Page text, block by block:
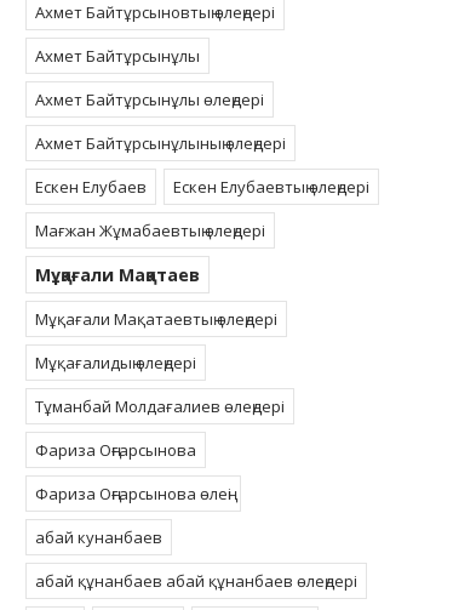
Ахмет Байтұрсыновтың өлеңдері
Ахмет Байтұрсынұлы
Ахмет Байтұрсынұлы өлеңдері
Ахмет Байтұрсынұлының өлеңдері
Ескен Елубаев
Ескен Елубаевтың өлеңдері
Мағжан Жұмабаевтың өлеңдері
Мұқағали Мақатаев
Мұқағали Мақатаевтың өлеңдері
Мұқағалидың өлеңдері
Тұманбай Молдағалиев өлеңдері
Фариза Оңғарсынова
Фариза Оңғарсынова өлеңі
абай кунанбаев
абай құнанбаев абай құнанбаев өлеңдері